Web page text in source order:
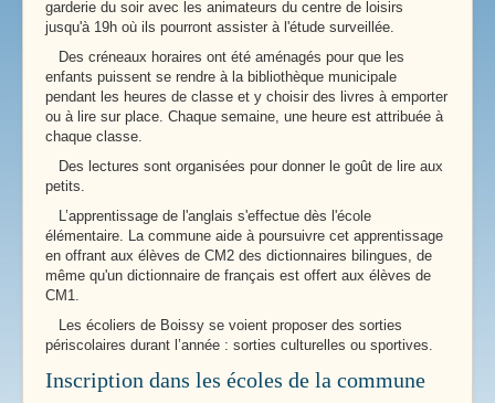
garderie du soir avec les animateurs du centre de loisirs
jusqu'à 19h où ils pourront assister à l'étude surveillée.
Des créneaux horaires ont été aménagés pour que les
enfants puissent se rendre à la bibliothèque municipale
pendant les heures de classe et y choisir des livres à emporter
ou à lire sur place. Chaque semaine, une heure est attribuée à
chaque classe.
Des lectures sont organisées pour donner le goût de lire aux
petits.
L’apprentissage de l'anglais s'effectue dès l'école
élémentaire. La commune aide à poursuivre cet apprentissage
en offrant aux élèves de CM2 des dictionnaires bilingues, de
même qu'un dictionnaire de français est offert aux élèves de
CM1.
Les écoliers de Boissy se voient proposer des sorties
périscolaires durant l’année : sorties culturelles ou sportives.
Inscription dans les écoles de la commune